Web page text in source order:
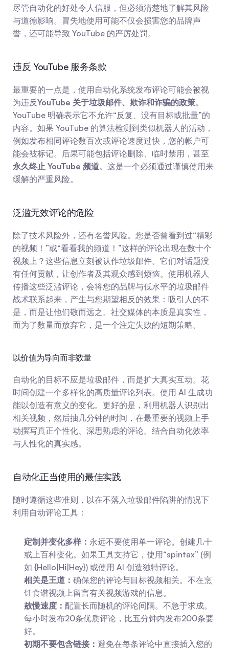
尽管自动化的好处令人信服，但必须清楚地了解其风险
与道德影响。冒失地使用可能不仅会损害您的品牌声
誉，还可能导致 YouTube 的严厉处罚。
违反 YouTube 服务条款
最重要的一点是，使用自动化系统发布评论可能会被视
为违反YouTube 关于垃圾邮件、欺诈和诈骗的政策。
YouTube 明确表示它不允许“反复、没有目标或批量”的
内容。如果 YouTube 的算法检测到类似机器人的活动，
例如发布相同评论数百次或评论速度过快，您的帐户可
能会被标记。后果可能包括评论删除、临时禁用，甚至
永久终止 YouTube 频道。这是一个必须通过谨慎使用来
缓解的严重风险。
泛滥无效评论的危险
除了技术风险外，还有名誉风险。您是否曾看到过“精彩
的视频！”或“看看我的频道！”这样的评论出现在数十个
视频上？这些信息立刻被认作垃圾邮件。它们对话题没
有任何贡献，让创作者及其观众感到烦恼。使用机器人
传播这些泛滥评论，会将您的品牌与低水平的垃圾邮件
战术联系起来，产生与您期望相反的效果：吸引人的不
是，而是让他们敬而远之。社交媒体的本质是真实性，
而为了数量而放弃它，是一个注定失败的短期策略。
以价值为导向而非数量
自动化的目标不应是垃圾邮件，而是扩大真实互动。花
时间创建一个多样化的高质量评论列表。使用 AI 生成功
能以创造有意义的变化。更好的是，利用机器人识别出
相关视频，然后抽几分钟的时间，在最重要的视频上手
动撰写真正个性化、深思熟虑的评论。结合自动化效率
与人性化的真实感。
自动化正当使用的最佳实践
随时遵循这些准则，以在不落入垃圾邮件陷阱的情况下
利用自动评论工具：
定制并变化多样： 永远不要使用单一评论。创建几十
或上百种变化。如果工具支持它，使用“spintax” (例
如 {Hello|Hi|Hey}) 或使用 AI 创造独特评论。
相关是王道： 确保您的评论与目标视频相关。不在烹
饪食谱视频上留言有关视频游戏的信息。
放慢速度： 配置长而随机的评论间隔。不急于求成。
每小时发布20条优质评论，比五分钟内发布200条要
好。
初期不要包含链接： 避免在每条评论中直接插入您的